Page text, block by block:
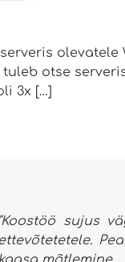
otse
3x […]
"Koostöö sujus
ettevõtetetele.